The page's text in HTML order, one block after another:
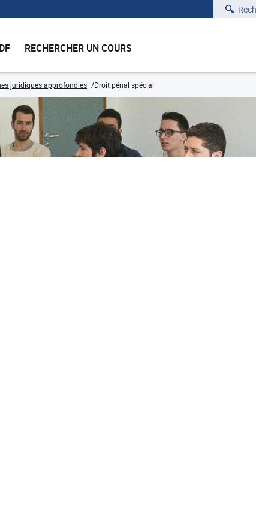
RECHERCHER UN COURS
juridiques approfondies Droit pénal spécial